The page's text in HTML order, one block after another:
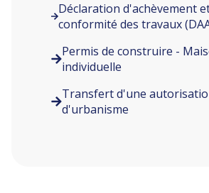
Déclaration d'achèvement
conformité des travaux
Permis de construire -
individuelle
Transfert d'une
d'urbanisme